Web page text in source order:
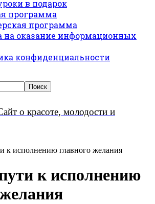
в подарок
программа
программа
на оказание информационных
конфиденциальности
о красоте, молодости и
к исполнению главного желания
к исполнению